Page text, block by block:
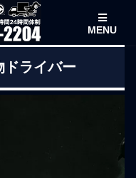
MENU
ドライバー